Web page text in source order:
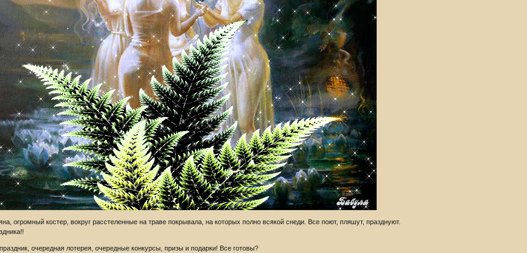
огромный костер, вокруг расстеленные на траве покрывала, на которых полно всякой снеди. Все поют, пляшут, празднуют.
очередная лотерея, очередные конкурсы, призы и подарки! Все готовы?